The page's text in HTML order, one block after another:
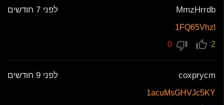
MmzHrrdb לפני 7 חודשים
1FQ65VhzI
2
coxprycm לפני 9 חודשים
1acuMsGHVJc5KY